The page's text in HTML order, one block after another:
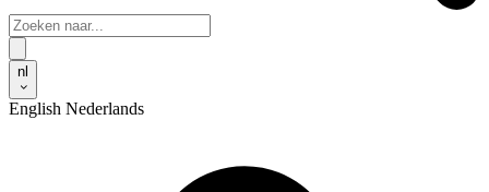
nl
English Nederlands